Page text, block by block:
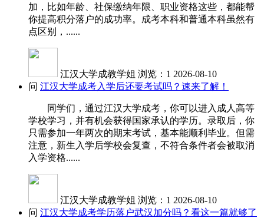
加，比如年龄、社保缴纳年限、职业资格这些，都能帮
你提高积分落户的成功率。成考本科和普通本科虽然有
点区别，......
江汉大学成教学姐 浏览：1 2026-08-10
问 江汉大学成考入学后还要考试吗？速来了解！
同学们，通过江汉大学成考，你可以进入成人高等
学校学习，并有机会获得国家承认的学历。录取后，你
只需参加一年两次的期末考试，基本能顺利毕业。但需
注意，新生入学后学校会复查，不符合条件者会被取消
入学资格......
江汉大学成教学姐 浏览：1 2026-08-10
问 江汉大学成考学历落户武汉加分吗？看这一篇就够了